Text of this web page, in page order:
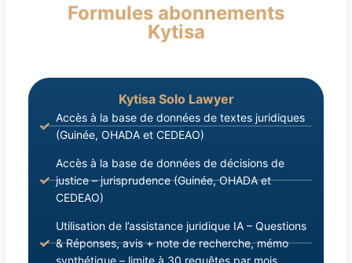
LES MINISTRES,
Vu la Charte de la Transition ;
Formules abonnements
Kytisa
Kytisa Solo Lawyer
Accès à la base de données de textes juridiques
(Guinée, OHADA et CEDEAO)
Accès à la base de données de décisions de
justice – jurisprudence (Guinée, OHADA et
CEDEAO)
Utilisation de l’assistance juridique IA – Questions
& Réponses, avis + note de recherche, mémo
synthétique – limite à 30 requêtes par mois